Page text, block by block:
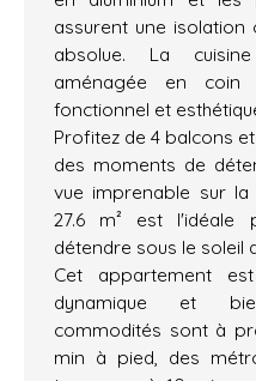
assurent une isolation
absolue. La
aménagée en coin
fonctionnel et
Profitez de 4 balcons
des moments de
vue imprenable sur
27.6 m² est
détendre sous le soleil
Cet appartement
dynamique et
commodités sont à
min à pied, des